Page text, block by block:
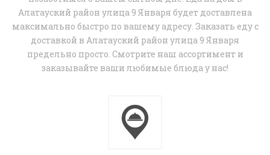
Алатауский район улица 9 Января будет доставлена
максимально быстро по вашему адресу. Заказать еду с
доставкой в Алатауский район улица 9 Января
предельно просто. Смотрите наш ассортимент и
заказывайте ваши любимые блюда у нас!